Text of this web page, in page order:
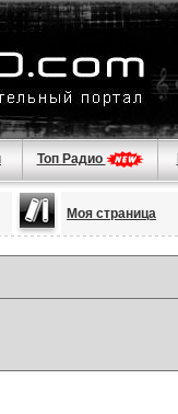
Топ Радио
Моя страница